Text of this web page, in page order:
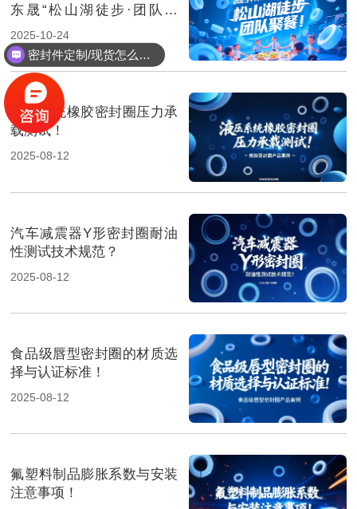
东晟“松山湖徒步·团队聚
餐”！
2025-10-24
液压系统橡胶密封圈压力承
载测试！
2025-08-12
汽车减震器Y形密封圈耐油
性测试技术规范？
2025-08-12
食品级唇型密封圈的材质选
择与认证标准！
2025-08-12
氟塑料制品膨胀系数与安装
注意事项！
密封件定制/现货怎么报价，起订量多少？
能定制耐高温耐腐蚀密封件吗？